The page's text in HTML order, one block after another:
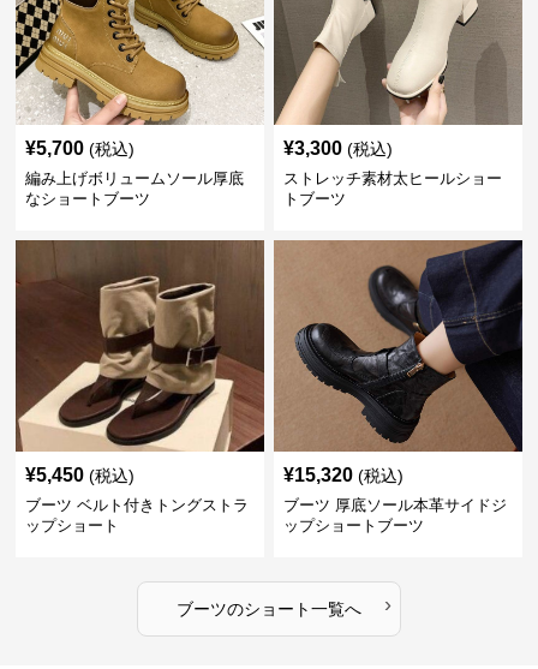
¥5,700 (税込)
編み上げボリュームソール厚底
なショートブーツ
¥3,300 (税込)
ストレッチ素材太ヒールショー
トブーツ
¥5,450 (税込)
ブーツ ベルト付きトングストラ
ップショート
¥15,320 (税込)
ブーツ 厚底ソール本革サイドジ
ップショートブーツ
ブーツのショート一覧へ ›